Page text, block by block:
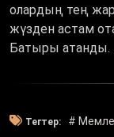
олардың тең
жүзден астам
Батыры атанды.
Тегтер: #